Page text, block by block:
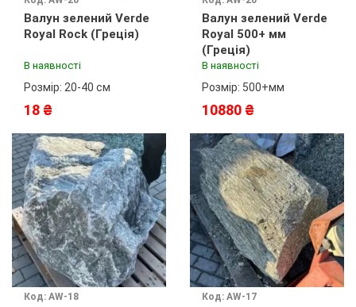
Валун зелений Verde
Royal Rock (Греція)
В наявності
Розмір: 20-40 см
18 ₴
Валун зелений Verde
Royal 500+ мм
(Греція)
В наявності
Розмір: 500+мм
10880 ₴
Код: AW-18 Код: AW-17